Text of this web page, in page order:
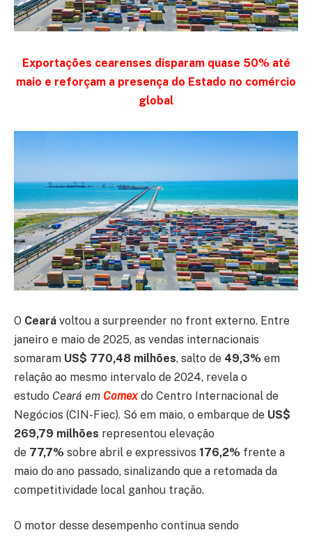
Exportações cearenses disparam quase 50% até
maio e reforçam a presença do Estado no comércio
global
O Ceará voltou a surpreender no front externo. Entre
janeiro e maio de 2025, as vendas internacionais
somaram US$ 770,48 milhões, salto de 49,3% em
relação ao mesmo intervalo de 2024, revela o
estudo Ceará em Comex do Centro Internacional de
Negócios (CIN-Fiec). Só em maio, o embarque de US$
269,79 milhões representou elevação
de 77,7% sobre abril e expressivos 176,2% frente a
maio do ano passado, sinalizando que a retomada da
competitividade local ganhou tração.
O motor desse desempenho continua sendo